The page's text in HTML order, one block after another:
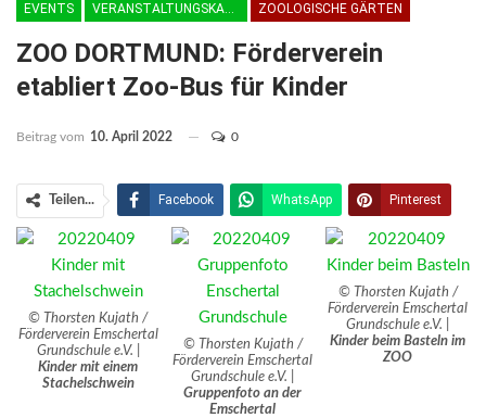
EVENTS VERANSTALTUNGSKALENDER ZOOLOGISCHE GÄRTEN
ZOO DORTMUND: Förderverein
etabliert Zoo-Bus für Kinder
Beitrag vom 10. April 2022 0
Teilen... Facebook WhatsApp Pinterest
Email Linkedin Telegram
Facebook Messenger
© Thorsten Kujath /
Förderverein Emschertal
Grundschule e.V. |
Kinder mit einem
Stachelschwein
© Thorsten Kujath /
Förderverein Emschertal
Grundschule e.V. |
Gruppenfoto an der
Emschertal
© Thorsten Kujath /
Förderverein Emschertal
Grundschule e.V. |
Kinder beim Basteln im
ZOO